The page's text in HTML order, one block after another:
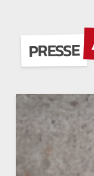
PRESSE